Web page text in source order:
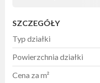
SZCZEGÓŁY
Typ działki
Powierzchnia działki
Cena za m²